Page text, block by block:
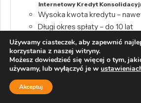
Internetowy Kredyt
Wysoka kwota kredytu –
Długi okres spłaty – do 10 lat
Szczegóły
Używamy ciasteczek, aby zapewnić
korzystania z naszej witryny.
Możesz dowiedzieć się więcej o tym,
używamy, lub wyłączyć je w
Akceptuj